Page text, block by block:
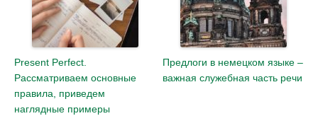
Present Perfect.
Рассматриваем основные
правила, приведем
наглядные примеры
Предлоги в немецком языке –
важная служебная часть речи